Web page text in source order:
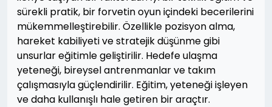
sürekli pratik, bir forvetin oyun içindeki becerilerini
mükemmelleştirebilir. Özellikle pozisyon alma,
hareket kabiliyeti ve stratejik düşünme gibi
unsurlar eğitimle geliştirilir. Hedefe ulaşma
yeteneği, bireysel antrenmanlar ve takım
çalışmasıyla güçlendirilir. Eğitim, yeteneği işleyen
ve daha kullanışlı hale getiren bir araçtır.